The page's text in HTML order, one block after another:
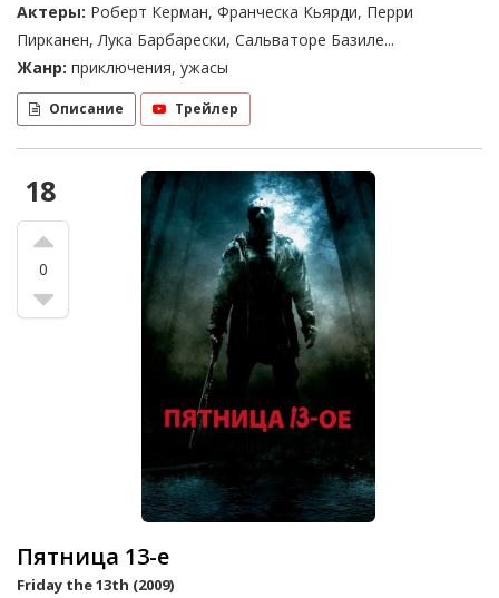
Актеры: Роберт Керман, Франческа Кьярди, Перри
Пирканен, Лука Барбарески, Сальваторе Базиле...
Жанр: приключения, ужасы
Описание Трейлер
18
0
Пятница 13-е
Friday the 13th (2009)